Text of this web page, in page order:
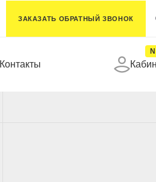
ЗАКАЗАТЬ ОБРАТНЫЙ ЗВОНОК
Контакты